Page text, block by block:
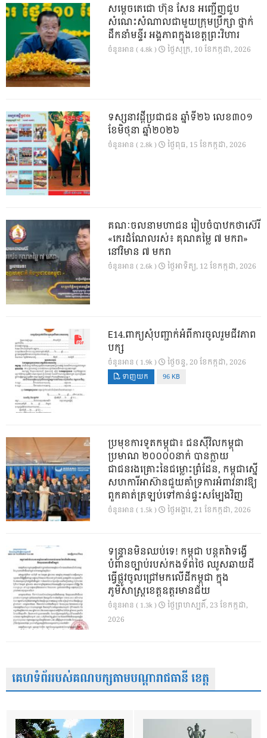
សម្តេចតេជោ ហ៊ុន សែន អញ្ជើញជួប
សំណេះសំណាលជាមួយក្រុមប្រឹក្សា ថ្នាក់
ដឹកនាំមន្ទីរ អង្គភាពក្នុងខេត្តព្រះវិហារ
ចំនួនអាន ( 4.8k ) ថ្ងៃ​សុក្រ, 10 ខែ​កក្កដា, 2026
ទស្សនាវដ្ដីប្រជាជន ឆ្នាំទី២៦ លេខ៣០១
ខែមិថុនា ឆ្នាំ២០២៦
ចំនួនអាន ( 2.8k ) ថ្ងៃ​ពុធ, 15 ខែ​កក្កដា, 2026
គណៈចលនាមហាជន រៀបចំបាឋកថាស៊េរី
«កេរដំណែលរស់៖ គុណតម្លៃ ៧ មករា»
នៅវិមាន ៧ មករា
ចំនួនអាន ( 2.6k ) ថ្ងៃ​អាទិត្យ, 12 ខែ​កក្កដា, 2026
E14.ពាក្យសុំបញ្ជាក់អំពីការចូលរួមជីវភាព
បក្ស
ចំនួនអាន ( 1.9k ) ថ្ងៃ​ចន្ទ, 20 ខែ​កក្កដា, 2026
ទាញយក 96 KB
ប្រមុខការទូតកម្ពុជា៖ ជនស៊ីវិលកម្ពុជា
ប្រមាណ ២០០០០នាក់ បានក្លាយ
ជាជនរងគ្រោះនៃជម្លោះព្រំដែន, កម្ពុជាស្នើ
សហការីអាស៊ានជួយគាំទ្រការអំពាវនាវឱ្យ
ពួកគាត់ត្រឡប់ទៅកាន់ផ្ទះសម្បែងវិញ
ចំនួនអាន ( 1.5k ) ថ្ងៃ​អង្គារ, 21 ខែ​កក្កដា, 2026
ទន្ទ្រានមិនឈប់ទេ! កម្ពុជា បន្តតវ៉ាទង្វើ
បំពានច្បាប់របស់កងទ័ពថៃ ឈូសឆាយដី
ធ្វើផ្លូវចូលជ្រៅមកលើដីកម្ពុជា ក្នុង
ភូមិសាស្ត្រខេត្តឧត្តរមានជ័យ
ចំនួនអាន ( 1.3k )
ថ្ងៃ​ព្រហស្បតិ៍, 23 ខែ​កក្កដា,
2026
គេហទំព័ររបស់គណបក្សតាមបណ្តារាជធានី ខេត្ត